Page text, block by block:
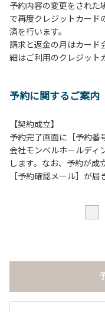
９．その他周りに迷
笑等）や他⼈に嫌悪
１０．ペット同伴での
予約内容の変更をされた
で再度クレジットカード
済を行います。
請求と返金の月はカード
細はご利用のクレジット
予約に関するご案内
【契約成立】
予約完了画面に［予約番
会社モンベルホールディ
します。なお、予約が成
［予約確認メール］が届